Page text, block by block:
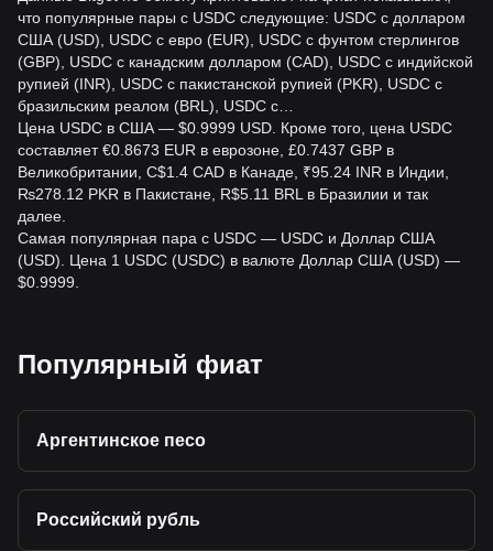
что популярные пары с USDC следующие: USDC с долларом
США (USD), USDC с евро (EUR), USDC с фунтом стерлингов
(GBP), USDC с канадским долларом (CAD), USDC с индийской
рупией (INR), USDC с пакистанской рупией (PKR), USDC с
бразильским реалом (BRL), USDC с…
Цена USDC в США — $0.9999 USD. Кроме того, цена USDC
составляет €0.8673 EUR в еврозоне, £0.7437 GBP в
Великобритании, C$1.4 CAD в Канаде, ₹95.24 INR в Индии,
₨278.12 PKR в Пакистане, R$5.11 BRL в Бразилии и так
далее.
Самая популярная пара с USDC — USDC и Доллар США
(USD). Цена 1 USDC (USDC) в валюте Доллар США (USD) —
$0.9999.
Популярный фиат
Аргентинское песо
Российский рубль